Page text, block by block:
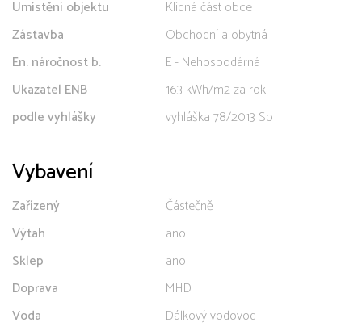
Umístění objektu
Klidná část obce
Zástavba
Obchodní a obytná
En. náročnost b.
E - Nehospodárná
Ukazatel ENB
163 kWh/m2 za rok
podle vyhlášky
vyhláška 78/2013 Sb
Vybavení
Zařízený
Částečně
Výtah
ano
Sklep
ano
Doprava
MHD
Voda
Dálkový vodovod